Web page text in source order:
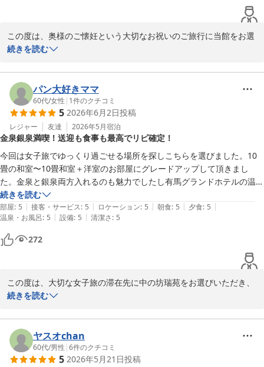
2026-06-24
この度は、奥様のご懐妊という大切なお祝いのご旅行に当館をお選
びいただき、誠にありがとうございます。また、すべての項目にお
ます。
金泉の露天風呂付客室や「シェフズルーム半個室」での焙窯会席
（夕朝食）、そしてスタッフの対応に至るまでご満足いただけたと
のこと、大変嬉しく拝見いたしました。当館が大切にしております
「落ち着いた空間づくり」が、お二人の穏やかな寛ぎのひとときの
お役に立てたのであれば何よりでございます。
ご滞在中のスタッフの気遣いやサプライズについても温かいお言葉
をいただき、光栄に存じます。奥様におかれましては、これから大
切なお産を控えられますどうかお身体を第一になさってください。
またいつの日か、心身ともに癒やされに足をお運びいただけますこ
とをスタッフ一同、心よりお待ち申し上げております 中の坊瑞苑
有馬温泉 中の坊 瑞苑
続きを読む
パン大好きママ
60代/女性 | 1件のクチコミ
5 2026年6月2日投稿
レジャー 友達 2026年5月宿泊
金泉銀泉満喫！送迎も食事も最高でリピ確定！
今回は女子旅でゆっくり過ごせる場所を探しこちらを選びました。10
畳の和室〜10畳和室＋洋室のお部屋にグレードアップして頂きまし
た。金泉と銀泉両方入れるのも魅力でしたし有馬グランドホテルの温泉
に入ることも出来、2つのお宿を楽しめます。スタッフの方の対応の早
さ、笑顔が良かったです。食事はどれも美味しく量も丁度良かったで
す。お部屋も清潔感を感じました。チェックアウト後もロープウェイの
駅まで送迎してくださり至れり尽くせりで皆大満足でした。和室に敷い
てあるマットレス最高に寝心地良かったです（どこのものか知りたかっ
続きを読む
部屋: 5 | 接客・サービス: 5 | ロケーション: 5 | 朝食: 5 | 夕食: 5 |
温泉・お風呂: 5 | 設備: 5 | 清潔さ: 5
272
この度は、大切な女子旅の滞在先に中の坊瑞苑をお選びいただき、
誠にありがとうございました。また、すべてのご評価項目において
当日はお部屋にゆとりがございましたため、少しでもゆったりとお
過ごしいただきたくお部屋をグレードアップさせていただきました
が、ご満足いただけたようで何よりでございます。 当館の金泉・銀
泉に加え、姉妹館 有馬グランドホテルの大浴苑での湯巡りもお楽し
続きを読む
ヤスオchan
60代/男性 |6件のクチコミ
5 2026年5月21日投稿